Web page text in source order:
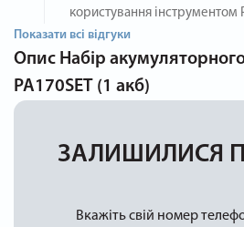
користування інструментом
Показати всі відгуки
Опис Набір
PA170SET (1 акб)
ЗАЛИШИЛИСЯ
Вкажіть свій номер